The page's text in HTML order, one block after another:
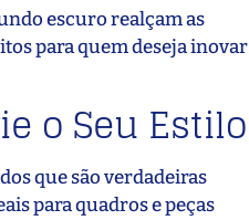
escuro realçam as
para quem deseja inovar
o Seu Estilo
que são verdadeiras
para quadros e peças